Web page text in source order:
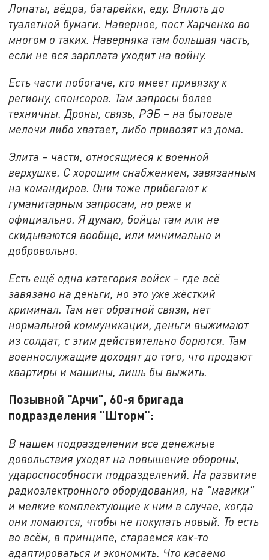
Лопаты, вёдра, батарейки, еду. Вплоть до
туалетной бумаги. Наверное, пост Харченко во
многом о таких. Наверняка там большая часть,
если не вся зарплата уходит на войну.
Есть части побогаче, кто имеет привязку к
региону, спонсоров. Там запросы более
техничны. Дроны, связь, РЭБ – на бытовые
мелочи либо хватает, либо привозят из дома.
Элита – части, относящиеся к военной
верхушке. С хорошим снабжением, завязанным
на командиров. Они тоже прибегают к
гуманитарным запросам, но реже и
официально. Я думаю, бойцы там или не
скидываются вообще, или минимально и
добровольно.
Есть ещё одна категория войск – где всё
завязано на деньги, но это уже жёсткий
криминал. Там нет обратной связи, нет
нормальной коммуникации, деньги выжимают
из солдат, с этим действительно борются. Там
военнослужащие доходят до того, что продают
квартиры и машины, лишь бы выжить.
Позывной "Арчи", 60-я бригада
подразделения "Шторм":
В нашем подразделении все денежные
довольствия уходят на повышение обороны,
удароспособности подразделений. На развитие
радиоэлектронного оборудования, на "мавики"
и мелкие комплектующие к ним в случае, когда
они ломаются, чтобы не покупать новый. То есть
во всём, в принципе, стараемся как-то
адаптироваться и экономить. Что касаемо